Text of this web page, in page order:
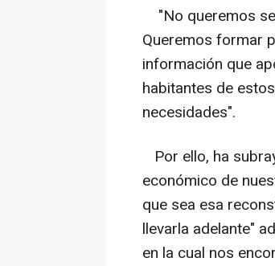
"No queremos
Queremos formar
información que
habitantes de
necesidades".
Por ello, ha
económico de
que sea esa
llevarla adelante"
en la cual nos